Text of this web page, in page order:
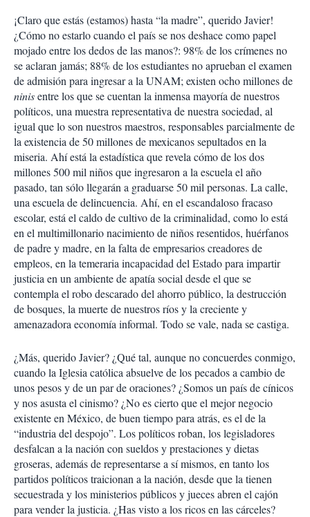
¡Claro que estás (estamos) hasta “la madre”, querido Javier!
¿Cómo no estarlo cuando el país se nos deshace como papel
mojado entre los dedos de las manos?: 98% de los crímenes no
se aclaran jamás; 88% de los estudiantes no aprueban el examen
de admisión para ingresar a la UNAM; existen ocho millones de
ninisentre los que se cuentan la inmensa mayoría de nuestros
políticos, una muestra representativa de nuestra sociedad, al
igual que lo son nuestros maestros, responsables parcialmente de
la existencia de 50 millones de mexicanos sepultados en la
miseria. Ahí está la estadística que revela cómo de los dos
millones 500 mil niños que ingresaron a la escuela el año
pasado, tan sólo llegarán a graduarse 50 mil personas. La calle,
una escuela de delincuencia. Ahí, en el escandaloso fracaso
escolar, está el caldo de cultivo de la criminalidad, como lo está
en el multimillonario nacimiento de niños resentidos, huérfanos
de padre y madre, en la falta de empresarios creadores de
empleos, en la temeraria incapacidad del Estado para impartir
justicia en un ambiente de apatía social desde el que se
contempla el robo descarado del ahorro público, la destrucción
de bosques, la muerte de nuestros ríos y la creciente y
amenazadora economía informal. Todo se vale, nada se castiga.
¿Más, querido Javier? ¿Qué tal, aunque no concuerdes conmigo,
cuando la Iglesia católica absuelve de los pecados a cambio de
unos pesos y de un par de oraciones? ¿Somos un país de cínicos
y nos asusta el cinismo? ¿No es cierto que el mejor negocio
existente en México, de buen tiempo para atrás, es el de la
“industria del despojo”. Los políticos roban, los legisladores
desfalcan a la nación con sueldos y prestaciones y dietas
groseras, además de representarse a sí mismos, en tanto los
partidos políticos traicionan a la nación, desde que la tienen
secuestrada y los ministerios públicos y jueces abren el cajón
para vender la justicia. ¿Has visto a los ricos en las cárceles?